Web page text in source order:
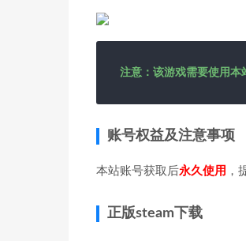
注意：该游戏需要使用本
账号权益及注意事项
本站账号获取后永久使用 ，
正版steam下载